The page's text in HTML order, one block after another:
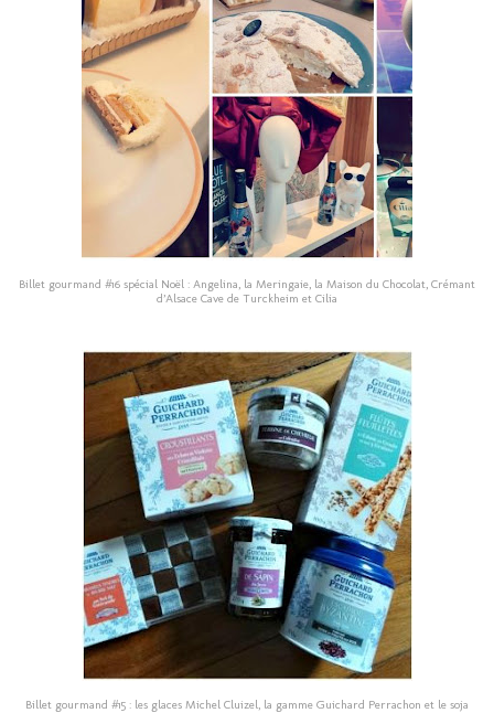
Billet gourmand #16 spécial Noël : Angelina, la Meringaie, la Maison du Chocolat, Crémant
d’Alsace Cave de Turckheim et Cilia
Billet gourmand #15 : les glaces Michel Cluizel, la gamme Guichard Perrachon et le soja